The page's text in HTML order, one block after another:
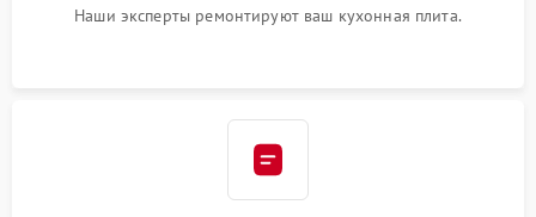
Наши эксперты ремонтируют ваш кухонная плита.